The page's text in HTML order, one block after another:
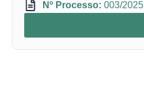
Nº Processo: 003/2025